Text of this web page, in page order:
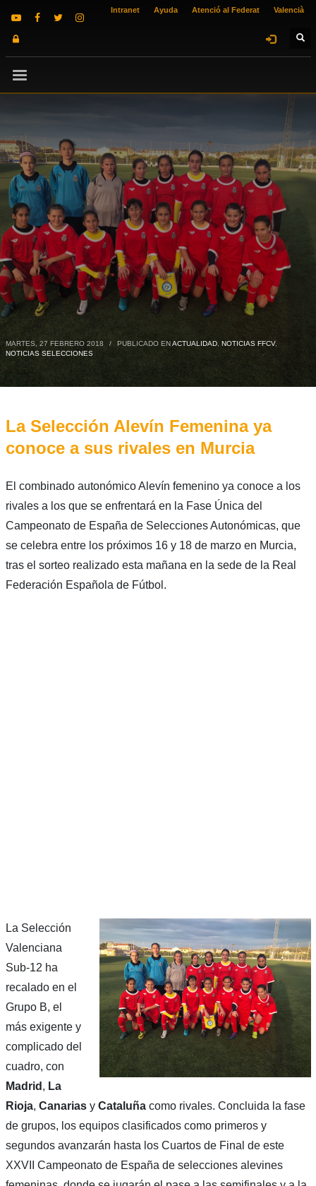
Intranet Ayuda Atenció al Federat Valencià
MARTES, 27 FEBRERO 2018 / PUBLICADO ENACTUALIDAD, NOTICIAS FFCV,
NOTICIAS SELECCIONES
La Selección Alevín Femenina ya
conoce a sus rivales en Murcia
El combinado autonómico Alevín femenino ya conoce a los
rivales a los que se enfrentará en la Fase Única del
Campeonato de España de Selecciones Autonómicas, que
se celebra entre los próximos 16 y 18 de marzo en Murcia,
tras el sorteo realizado esta mañana en la sede de la Real
Federación Española de Fútbol.
La Selección
Valenciana
Sub-12 ha
recalado en el
Grupo B, el
más exigente y
complicado del
cuadro, con
Madrid , La
Rioja, Canariasy Cataluñacomo rivales. Concluida la fase
de grupos, los equipos clasificados como primeros y
segundos avanzarán hasta los Cuartos de Final de este
XXVII Campeonato de España de selecciones alevines